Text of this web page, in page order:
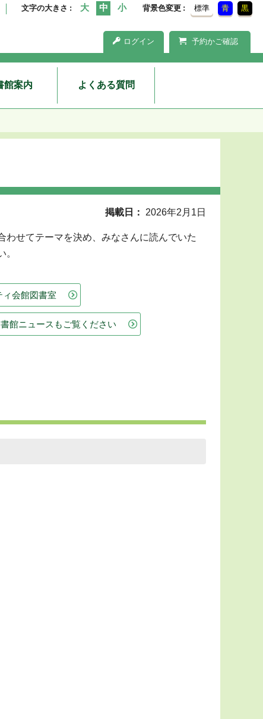
文字の大きさ 背景色変更 標準 青 黒
ログイン 予約かご確認
館案内 よくある質問
掲載日 2026年2月1日
わせてテーマを決め、みなさんに読んでいた
会館図書室
館ニュースもご覧ください